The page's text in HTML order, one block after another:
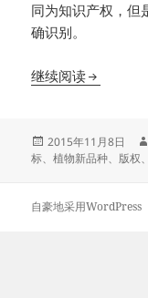
同为知识产权，但
确识别。
继续阅读涉嫌侵犯
发
布
2015年11月8日
标、植物新品种、 版权
自豪地采用WordPress